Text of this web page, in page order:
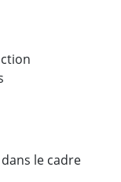
le cadre